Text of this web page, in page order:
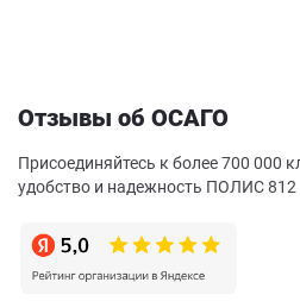
Отзывы об ОСАГО
Присоединяйтесь к более 700 000
удобство и надежность ПОЛИС 812